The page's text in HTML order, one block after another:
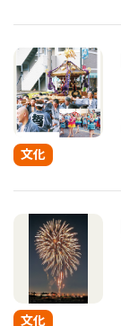
文化
文化